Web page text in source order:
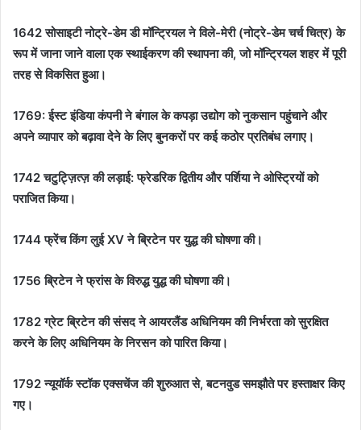
1642 सोसाइटी नोट्रे-डेम डी मॉन्ट्रियल ने विले-मेरी (नोट्रे-डेम चर्च चित्र) के
रूप में जाना जाने वाला एक स्थाईकरण की स्थापना की, जो मॉन्ट्रियल शहर में पूरी
तरह से विकसित हुआ।
1769:ईस्ट इंडिया कंपनी ने बंगाल के कपड़ा उद्योग को नुकसान पहुंचाने और
अपने व्यापार को बढ़ावा देने के लिए बुनकरों पर कई कठोर प्रतिबंध लगाए।
1742 चटुट्ज़ित्ज़ की लड़ाई: फ्रेडरिक द्वितीय और पर्शिया ने ओस्ट्रियों को
पराजित किया।
1744 फ्रेंच किंग लुई XV ने ब्रिटेन पर युद्ध की घोषणा की।
1756 ब्रिटेन ने फ्रांस के विरुद्ध युद्ध की घोषणा की।
1782 ग्रेट ब्रिटेन की संसद ने आयरलैंड अधिनियम की निर्भरता को सुरक्षित
करने के लिए अधिनियम के निरसन को पारित किया।
1792 न्यूयॉर्क स्टॉक एक्सचेंज की शुरुआत से, बटनवुड समझौते पर हस्ताक्षर किए
गए।